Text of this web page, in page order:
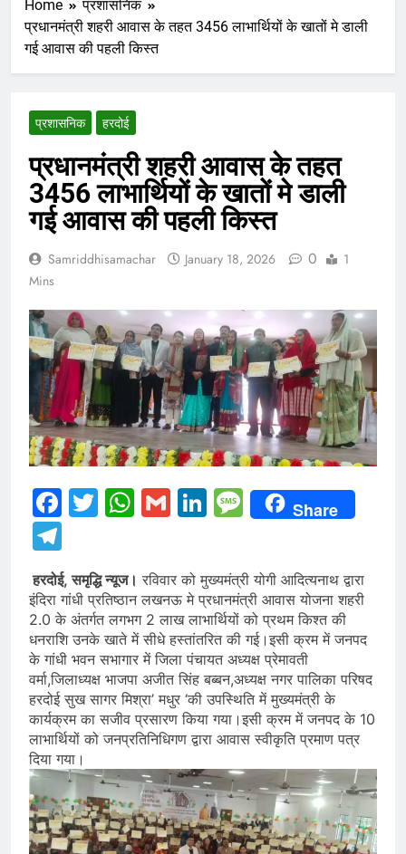
Home
प्रशासनिक
प्रधानमंत्री शहरी आवास के तहत 3456 लाभार्थियों के खातों मे डाली
गई आवास की पहली किस्त
प्रशासनिक हरदोई
प्रधानमंत्री शहरी आवास के तहत
3456 लाभार्थियों के खातों मे डाली
गई आवास की पहली किस्त
Samriddhisamachar January 18, 2026 0
1
Mins
Facebook
Twitter
WhatsApp
GmailLinkedIn
Message
Share
हरदोई, समृद्धि न्यूज। रविवार को मुख्यमंत्री योगी आदित्यनाथ द्वारा
इंदिरा गांधी प्रतिष्ठान लखनऊ मे प्रधानमंत्री आवास योजना शहरी
2.0 के अंतर्गत लगभग 2 लाख लाभार्थियों को प्रथम किश्त की
धनराशि उनके खाते में सीधे हस्तांतरित की गई।इसी क्रम में जनपद
के गांधी भवन सभागार में जिला पंचायत अध्यक्ष प्रेमावती
वर्मा,जिलाध्यक्ष भाजपा अजीत सिंह बब्बन,अध्यक्ष नगर पालिका परिषद
हरदोई सुख सागर मिश्रा’ मधुर ‘की उपस्थिति में मुख्यमंत्री के
कार्यक्रम का सजीव प्रसारण किया गया।इसी क्रम में जनपद के 10
लाभार्थियों को जनप्रतिनिधिगण द्वारा आवास स्वीकृति प्रमाण पत्र
दिया गया।